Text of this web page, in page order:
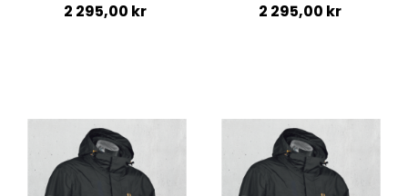
2 295,00 kr 2 295,00 kr